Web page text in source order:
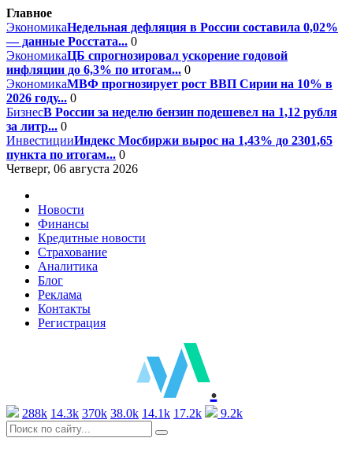
Главное
ЭкономикаНедельная дефляция в России составила 0,02%
— данные Росстата... 0
ЭкономикаЦБ спрогнозировал ускорение годовой
инфляции до 6,3% по итогам... 0
ЭкономикаМВФ прогнозирует рост ВВП Сирии на 10% в
2026 году... 0
БизнесВ России за неделю бензин подешевел на 1,12 рубля
за литр... 0
ИнвестицииИндекс Мосбиржи вырос на 1,43% до 2301,65
пункта по итогам... 0
Четверг, 06 августа 2026
Новости
Финансы
Кредитные новости
Страхование
Аналитика
Блог
Реклама
Контакты
Регистрация
.
288k 14.3k 370k 38.0k 14.1k 17.2k 9.2k